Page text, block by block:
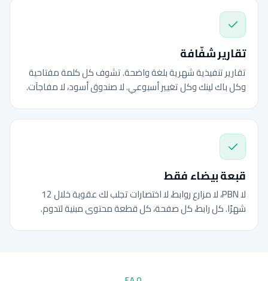
تقارير شفّافة
تقارير تنفيذية شهرية بلغة واضحة. تشوف كل كلمة مفتاحية
وكل باك لينك وكل تغيير أسبوعي. لا صندوق أسود، لا مفاجآت.
قبعة بيضاء فقط
لا PBN، لا مزارع روابط، لا اختصارات تجلب لك عقوبة خلال 12
شهرًا. كل رابط، كل صفحة، كل قطعة محتوى مبنية لتدوم.